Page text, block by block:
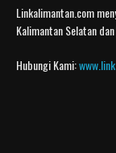
Linkalimantan.com
Kalimantan Selatan
Hubungi Kami: